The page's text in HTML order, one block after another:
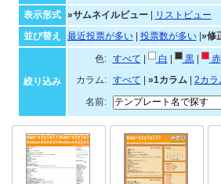
表示形式
»サムネイルビュー|
リストビュー
並び替え
最近投票が多い| 投票数が多い| »修
絞り込み
色: すべて 白 黒| 赤
カラム:
すべて »1カラム| 2カラ
名前: